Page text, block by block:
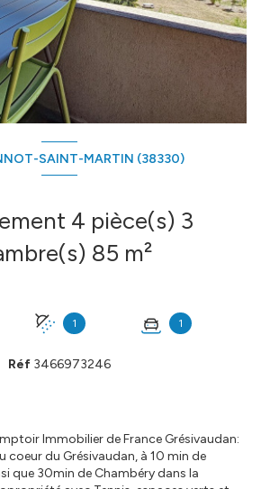
SAINT-MARTIN (38330)
pièce(s) 3
chambre(s) 85 m²
1 1
Réf 3466973246
Immobilier de France Grésivaudan:
du Grésivaudan, à 10 min de
que 30min de Chambéry dans la